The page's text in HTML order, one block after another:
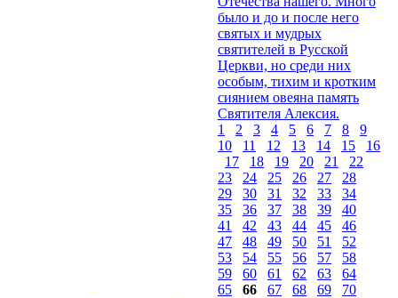
было и до и после него
святых и мудрых
святителей в Русской
Церкви, но среди них
особым, тихим и кротким
сиянием овеяна память
Святителя Алексия.
1
2 3 4 5 6 7 8
9
10
11 12 13 14 15
16
17
18 19 20 21
22
23
24 25 26 27
28
29
30 31 32 33
34
35
36 37 38 39
40
41
42 43 44 45
46
47
48 49 50 51
52
53
54 55 56 57
58
59
60 61 62 63
64
65
66 67 68 69
70